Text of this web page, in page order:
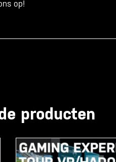
op!
producten